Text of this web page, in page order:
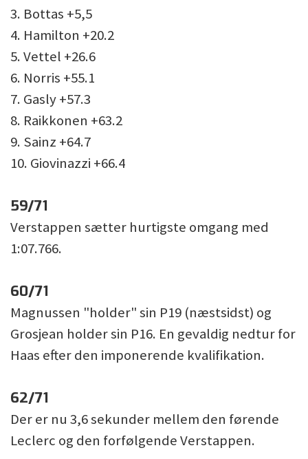
3. Bottas +5,5
4. Hamilton +20.2
5. Vettel +26.6
6. Norris +55.1
7. Gasly +57.3
8. Raikkonen +63.2
9. Sainz +64.7
10. Giovinazzi +66.4
59/71
Verstappen sætter hurtigste omgang med
1:07.766.
60/71
Magnussen "holder" sin P19 (næstsidst) og
Grosjean holder sin P16. En gevaldig nedtur for
Haas efter den imponerende kvalifikation.
62/71
Der er nu 3,6 sekunder mellem den førende
Leclerc og den forfølgende Verstappen.